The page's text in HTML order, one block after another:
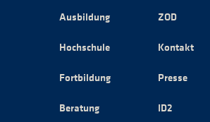
Ausbildung
Hochschule
Fortbildung
Beratung
ZOD
Kontakt
Presse
ID2